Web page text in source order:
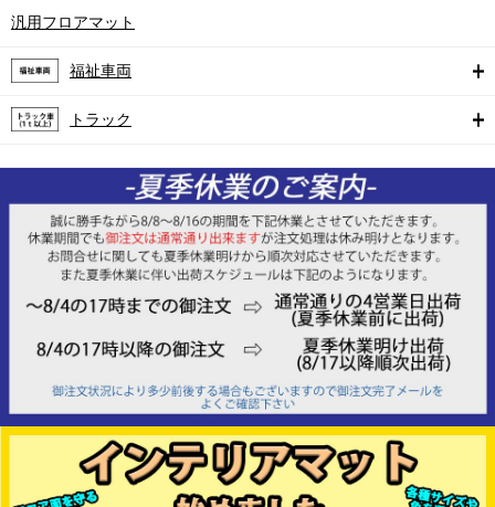
汎用フロアマット
福祉車両
トラック